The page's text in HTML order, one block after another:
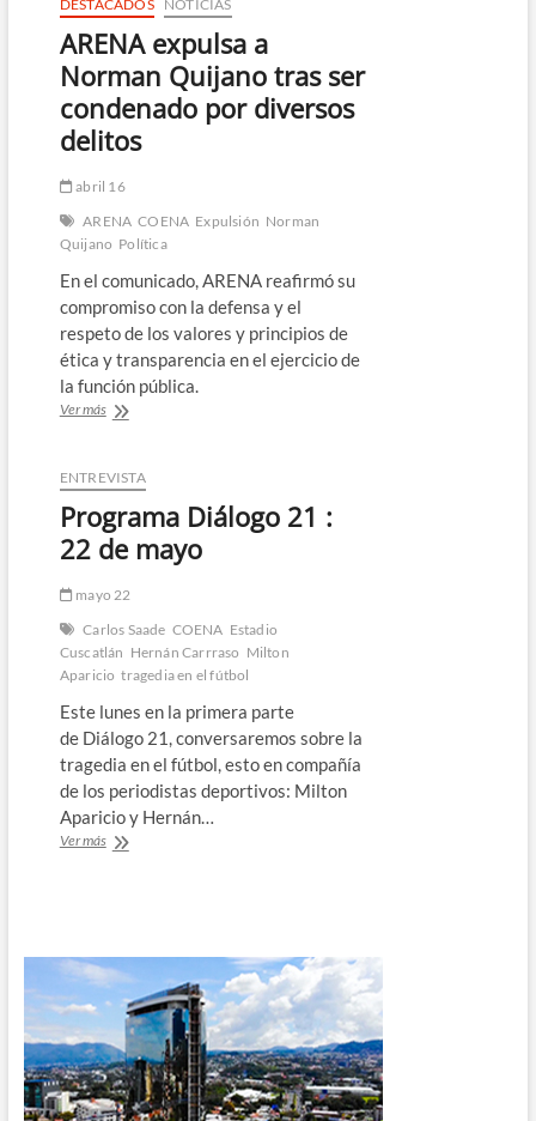
DESTACADOS NOTICIAS
ARENA expulsa a
Norman Quijano tras ser
condenado por diversos
delitos
abril 16
ARENA COENA Expulsión Norman
Quijano Política
En el comunicado, ARENA reafirmó su
compromiso con la defensa y el
respeto de los valores y principios de
ética y transparencia en el ejercicio de
la función pública.
Ver másARENA
Norman
Quijano
tras
ser
condenado
diversos
delitos
ENTREVISTA
Programa Diálogo 21 :
22 de mayo
mayo 22
Carlos Saade COENA Estadio
Cuscatlán Hernán Carrraso Milton
Aparicio tragedia en el fútbol
Este lunes en la primera parte
de Diálogo 21, conversaremos sobre la
tragedia en el fútbol, esto en compañía
de los periodistas deportivos: Milton
Aparicio y Hernán…
Ver másPrograma
mayo